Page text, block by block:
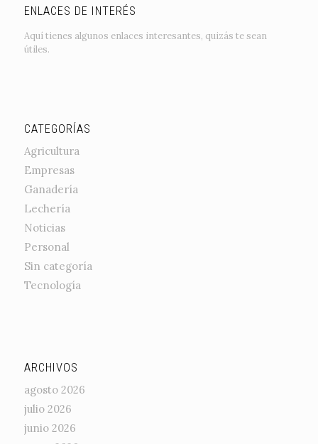
ENLACES DE INTERÉS
Aquí tienes algunos enlaces interesantes, quizás te sean
útiles.
CATEGORÍAS
Agricultura
Empresas
Ganadería
Lechería
Noticias
Personal
Sin categoría
Tecnología
ARCHIVOS
agosto 2026
julio 2026
junio 2026